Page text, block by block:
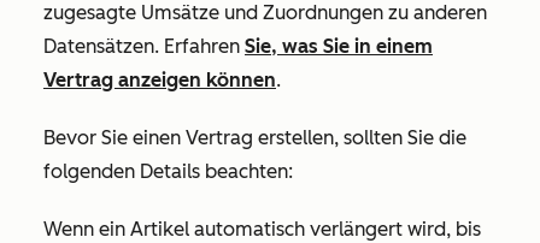
zugesagte Umsätze und Zuordnungen zu anderen
Datensätzen. Erfahren Sie, was Sie in einem
Vertrag anzeigen können.
Bevor Sie einen Vertrag erstellen, sollten Sie die
folgenden Details beachten:
Wenn ein Artikel automatisch verlängert wird, bis